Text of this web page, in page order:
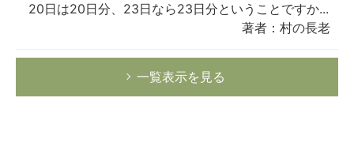
20日は20日分、23日なら23日分ということですか...
著者：村の長老
一覧表示を見る